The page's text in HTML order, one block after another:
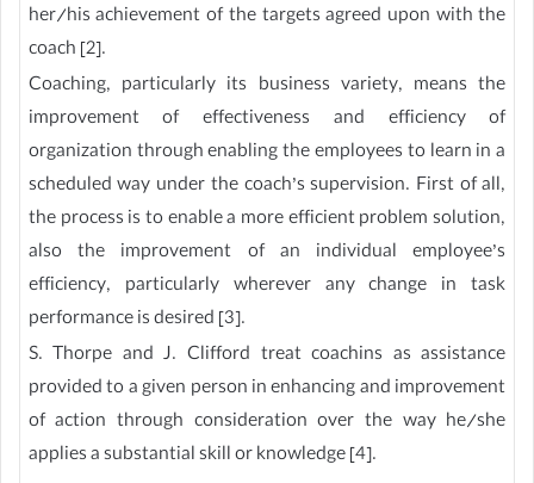
her/his achievement of the targets agreed upon with the
coach [2].
Coaching, particularly its business variety, means the
improvement of effectiveness and efficiency of
organization through enabling the employees to learn in a
scheduled way under the coach’s supervision. First of all,
the process is to enable a more efficient problem solution,
also the improvement of an individual employee’s
efficiency, particularly wherever any change in task
performance is desired [3].
S. Thorpe and J. Clifford treat coachins as assistance
provided to a given person in enhancing and improvement
of action through consideration over the way he/she
applies a substantial skill or knowledge [4].